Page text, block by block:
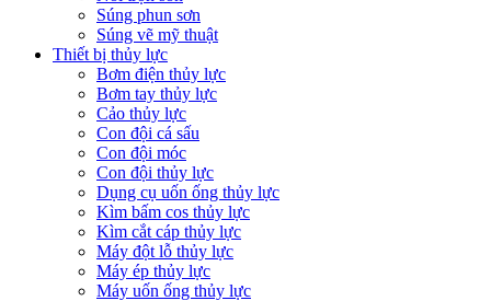
Súng phun sơn
Súng vẽ mỹ thuật
Thiết bị thủy lực
Bơm điện thủy lực
Bơm tay thủy lực
Cảo thủy lực
Con đội cá sấu
Con đội móc
Con đội thủy lực
Dụng cụ uốn ống thủy lực
Kìm bấm cos thủy lực
Kìm cắt cáp thủy lực
Máy đột lỗ thủy lực
Máy ép thủy lực
Máy uốn ống thủy lực